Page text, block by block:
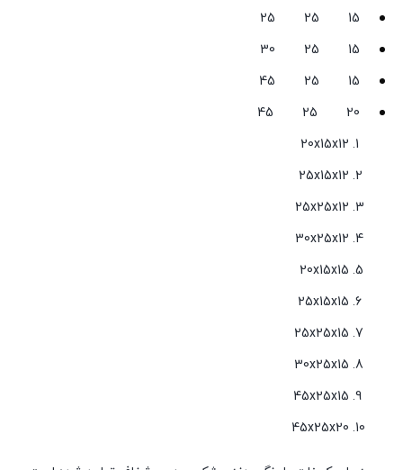
20x15x12
25x15x12
25x25x12
30x25x12
20x15x15
25x15x15
25x25x15
30x25x15
45x25x15
45x25x20